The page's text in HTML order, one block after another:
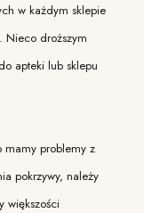
w każdym sklepie
Nieco droższym
apteki lub sklepu
mamy problemy z
pokrzywy, należy
większości